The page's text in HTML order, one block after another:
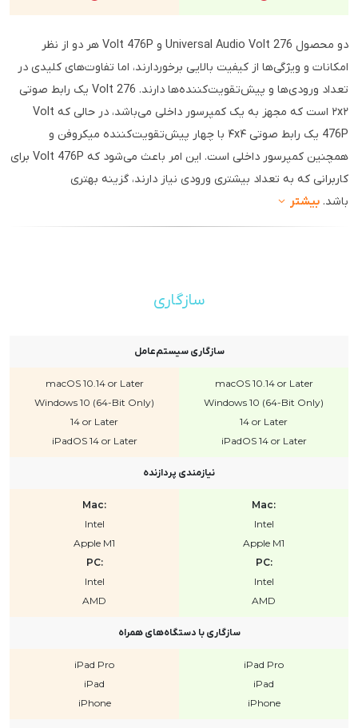
دو محصول Universal Audio Volt 276 و Volt 476P هر دو از نظر
امکانات و ویژگی‌ها از کیفیت بالایی برخوردارند، اما تفاوت‌های کلیدی در
تعداد ورودی‌ها و پیش‌تقویت‌کننده‌ها دارند. Volt 276 یک رابط صوتی
۲x۲ است که مجهز به یک کمپرسور داخلی می‌باشد، در حالی که Volt
476P یک رابط صوتی ۴x۴ با چهار پیش‌تقویت‌کننده میکروفن و
همچنین کمپرسور داخلی است. این امر باعث می‌شود که Volt 476P برای
کاربرانی که به تعداد بیشتری ورودی نیاز دارند، گزینه بهتری
باشد. بیشتر
سازگاری
سازگاری سیستم‌عامل
macOS 10.14 or Later
Windows 10 (64-Bit Only)
14 or Later
iPadOS 14 or Later
macOS 10.14 or Later
Windows 10 (64-Bit Only)
14 or Later
iPadOS 14 or Later
نیازمندی پردازنده
Mac:
Intel
Apple M1
PC:
Intel
AMD
Mac:
Intel
Apple M1
PC:
Intel
AMD
سازگاری با دستگاه‌های همراه
iPad Pro
iPad
iPhone
iPad Pro
iPad
iPhone